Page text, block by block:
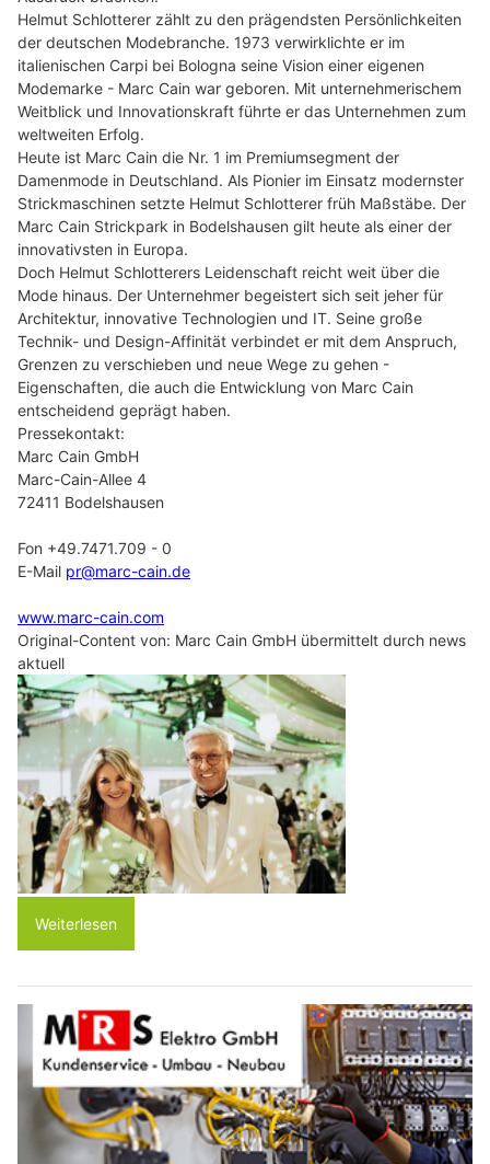
Helmut Schlotterer zählt zu den prägendsten Persönlichkeiten
der deutschen Modebranche. 1973 verwirklichte er im
italienischen Carpi bei Bologna seine Vision einer eigenen
Modemarke - Marc Cain war geboren. Mit unternehmerischem
Weitblick und Innovationskraft führte er das Unternehmen zum
weltweiten Erfolg.
Heute ist Marc Cain die Nr. 1 im Premiumsegment der
Damenmode in Deutschland. Als Pionier im Einsatz modernster
Strickmaschinen setzte Helmut Schlotterer früh Maßstäbe. Der
Marc Cain Strickpark in Bodelshausen gilt heute als einer der
innovativsten in Europa.
Doch Helmut Schlotterers Leidenschaft reicht weit über die
Mode hinaus. Der Unternehmer begeistert sich seit jeher für
Architektur, innovative Technologien und IT. Seine große
Technik- und Design-Affinität verbindet er mit dem Anspruch,
Grenzen zu verschieben und neue Wege zu gehen -
Eigenschaften, die auch die Entwicklung von Marc Cain
entscheidend geprägt haben.
Pressekontakt:
Marc Cain GmbH
Marc-Cain-Allee 4
72411 Bodelshausen
Fon +49.7471.709 - 0
E-Mail pr@marc-cain.de
www.marc-cain.com
Original-Content von: Marc Cain GmbH übermittelt durch news
aktuell
Weiterlesen